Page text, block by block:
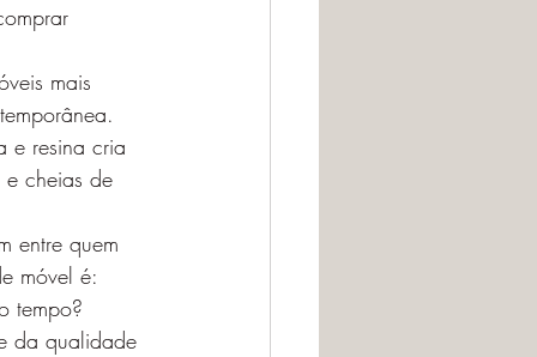
mais
e resina cria
e cheias de
entre quem
móvel é:
tempo?
da qualidade